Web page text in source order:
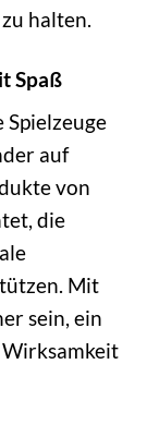
halten.
Spaß
auf
von
die
Mit
sein, ein